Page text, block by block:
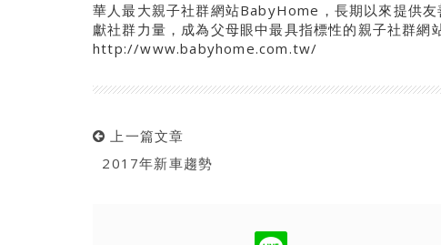
華人最大親子社群網站BabyHome，長期以來提供
獻社群力量，成為父母眼中最具指標性的親子社群網
http://www.babyhome.com.tw/
上一篇文章
2017年新車趨勢